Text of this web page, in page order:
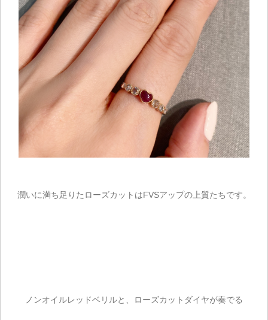
潤いに満ち足りたローズカットはFVSアップの上質たちです。
ノンオイルレッドベリルと、ローズカットダイヤが奏でる
ご注文手続き